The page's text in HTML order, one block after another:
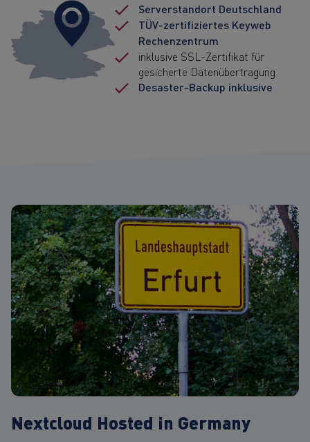
Serverstandort Deutschland
TÜV-zertifiziertes Keyweb
Rechenzentrum
inklusive SSL-Zertifikat für
gesicherte Datenübertragung
Desaster-Backup inklusive
Nextcloud Hosted in Germany